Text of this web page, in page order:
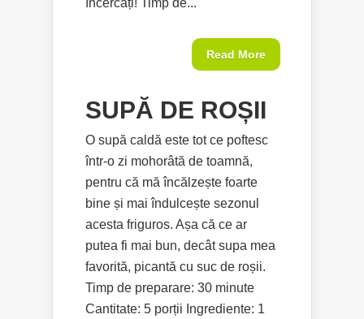
încercați! Timp de...
Read More
SUPĂ DE ROȘII
O supă caldă este tot ce poftesc
într-o zi mohorâtă de toamnă,
pentru că mă încălzește foarte
bine și mai îndulcește sezonul
acesta friguros. Așa că ce ar
putea fi mai bun, decât supa mea
favorită, picantă cu suc de roșii.
Timp de preparare: 30 minute
Cantitate: 5 porții Ingrediente: 1